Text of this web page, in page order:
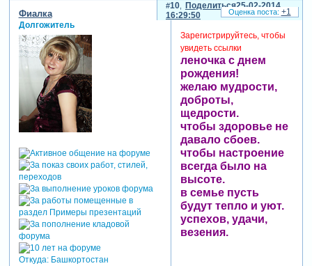
Поделиться
10
25-02-2014
16:29:50
Фиалка
Долгожитель
Откуда:Башкортостан
Зарегистрируйтесь, чтобы
увидеть ссылки
леночка с днем
рождения!
желаю мудрости,
доброты,
щедрости.
чтобы здоровье не
давало сбоев.
чтобы настроение
всегда было на
высоте.
в семье пусть
будут тепло и уют.
успехов, удачи,
везения.
+1